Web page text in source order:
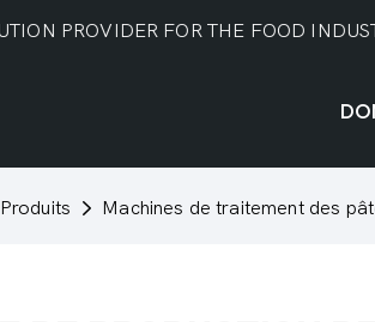
PROVIDER FOR THE FOOD
Produits Machines de traitement des